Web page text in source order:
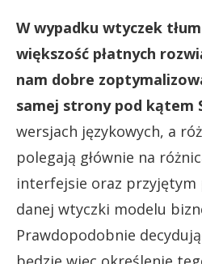
W wypadku wtyczek
większość płatnych
nam dobre
samej strony pod kątem
wersjach językowych, a
polegają głównie na
interfejsie oraz
danej wtyczki modelu
Prawdopodobnie